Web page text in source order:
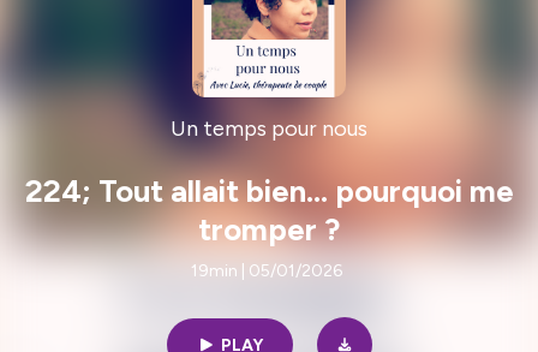
Un temps pour nous
224; Tout allait bien… pourquoi me
tromper ?
19min | 05/01/2026
PLAY